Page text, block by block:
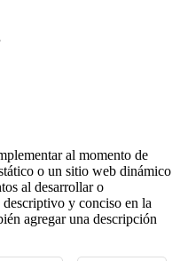
al momento de
o un sitio web dinámico
al desarrollar o
y conciso en la
agregar una descripción